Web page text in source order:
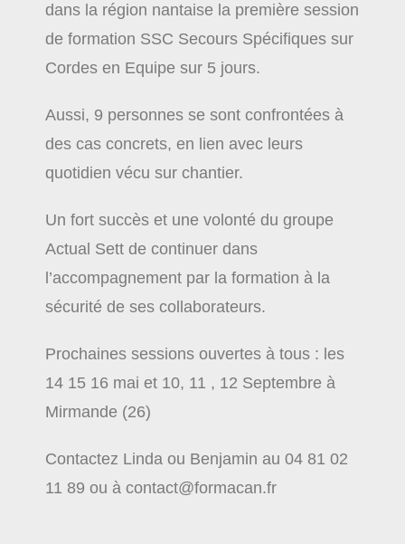
dans la région nantaise la première session
de formation SSC Secours Spécifiques sur
Cordes en Equipe sur 5 jours.
Aussi, 9 personnes se sont confrontées à
des cas concrets, en lien avec leurs
quotidien vécu sur chantier.
Un fort succès et une volonté du groupe
Actual Sett de continuer dans
l’accompagnement par la formation à la
sécurité de ses collaborateurs.
Prochaines sessions ouvertes à tous : les
14 15 16 mai et 10, 11 , 12 Septembre à
Mirmande (26)
Contactez Linda ou Benjamin au 04 81 02
11 89 ou à contact@formacan.fr